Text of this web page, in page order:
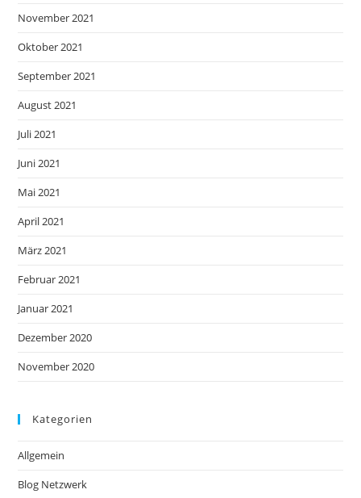
November 2021
Oktober 2021
September 2021
August 2021
Juli 2021
Juni 2021
Mai 2021
April 2021
März 2021
Februar 2021
Januar 2021
Dezember 2020
November 2020
Kategorien
Allgemein
Blog Netzwerk